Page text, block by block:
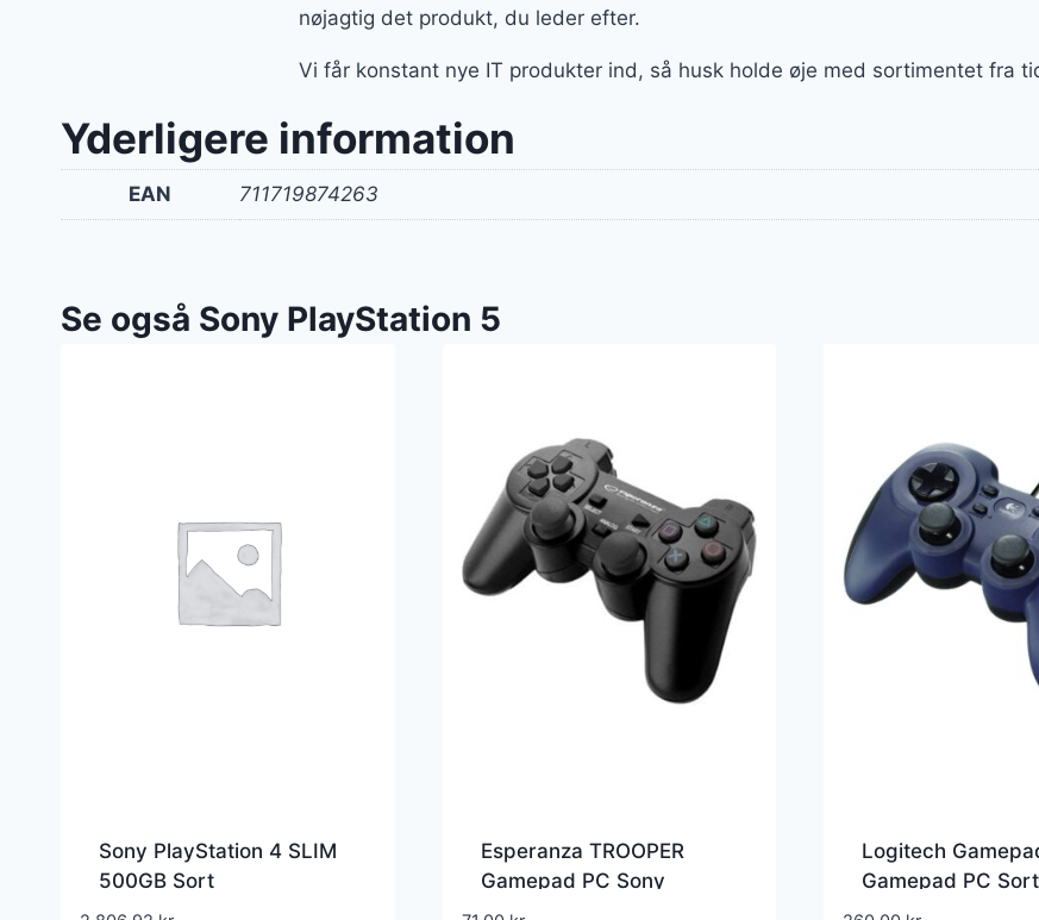
nøjagtig det produkt, du leder efter.
Vi får konstant nye IT produkter ind, så husk holde øje med sortimentet fra
Yderligere information
EAN 711719874263
Se også Sony PlayStation 5
Sony PlayStation 4 SLIM
500GB Sort
Esperanza TROOPER
Gamepad PC Sony
PlayStation 3 Sort
Logitech
Gamepad PC